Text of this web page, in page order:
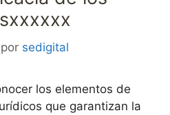
por sedigital
los elementos de
que garantizan la